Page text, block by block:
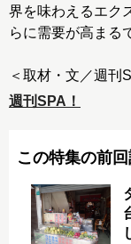
界を味わえるエク
らに需要が高まる
＜取材・文／週刊
週刊SPA！
この特集の前